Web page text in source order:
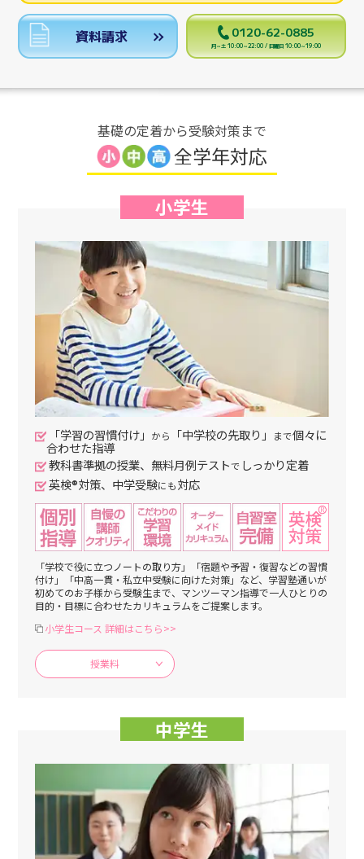
資料請求 0120-62-0885
月～土 10:00～22:00 / 日曜日 10:00～19:00
基礎の定着から受験対策まで
全学年対応
小学生
「学習の習慣付け」 から 「中学校の先取り」 まで個々に
合わせた指導
教科書準拠の授業、無料月例テストで しっかり定着
英検®対策、中学受験にも対応
「学校で役に立つノートの取り方」「宿題や予習・復習などの習慣
付け」「中高一貫・私立中受験に向けた対策」など、学習塾通いが
初めてのお子様から受験生まで、マンツーマン指導で一人ひとりの
目的・目標に合わせたカリキュラムをご提案します。
小学生コース 詳細はこちら>>
授業料
中学生